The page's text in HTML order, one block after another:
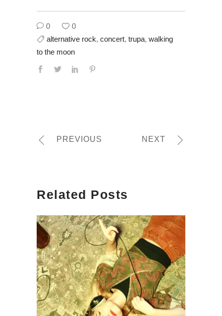
0
0
alternative rock, concert, trupa, walking
to the moon
PREVIOUS NEXT
Related Posts